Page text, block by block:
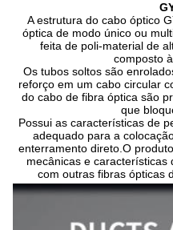
A estrutura do cabo óptico
óptica de modo único ou
feita de poli-material de
composto
Os tubos soltos são
reforço em um cabo circular
do cabo de fibra óptica são
que
Possui as características de
adequado para a
enterramento direto.O
mecânicas e
com outras fibras ópticas